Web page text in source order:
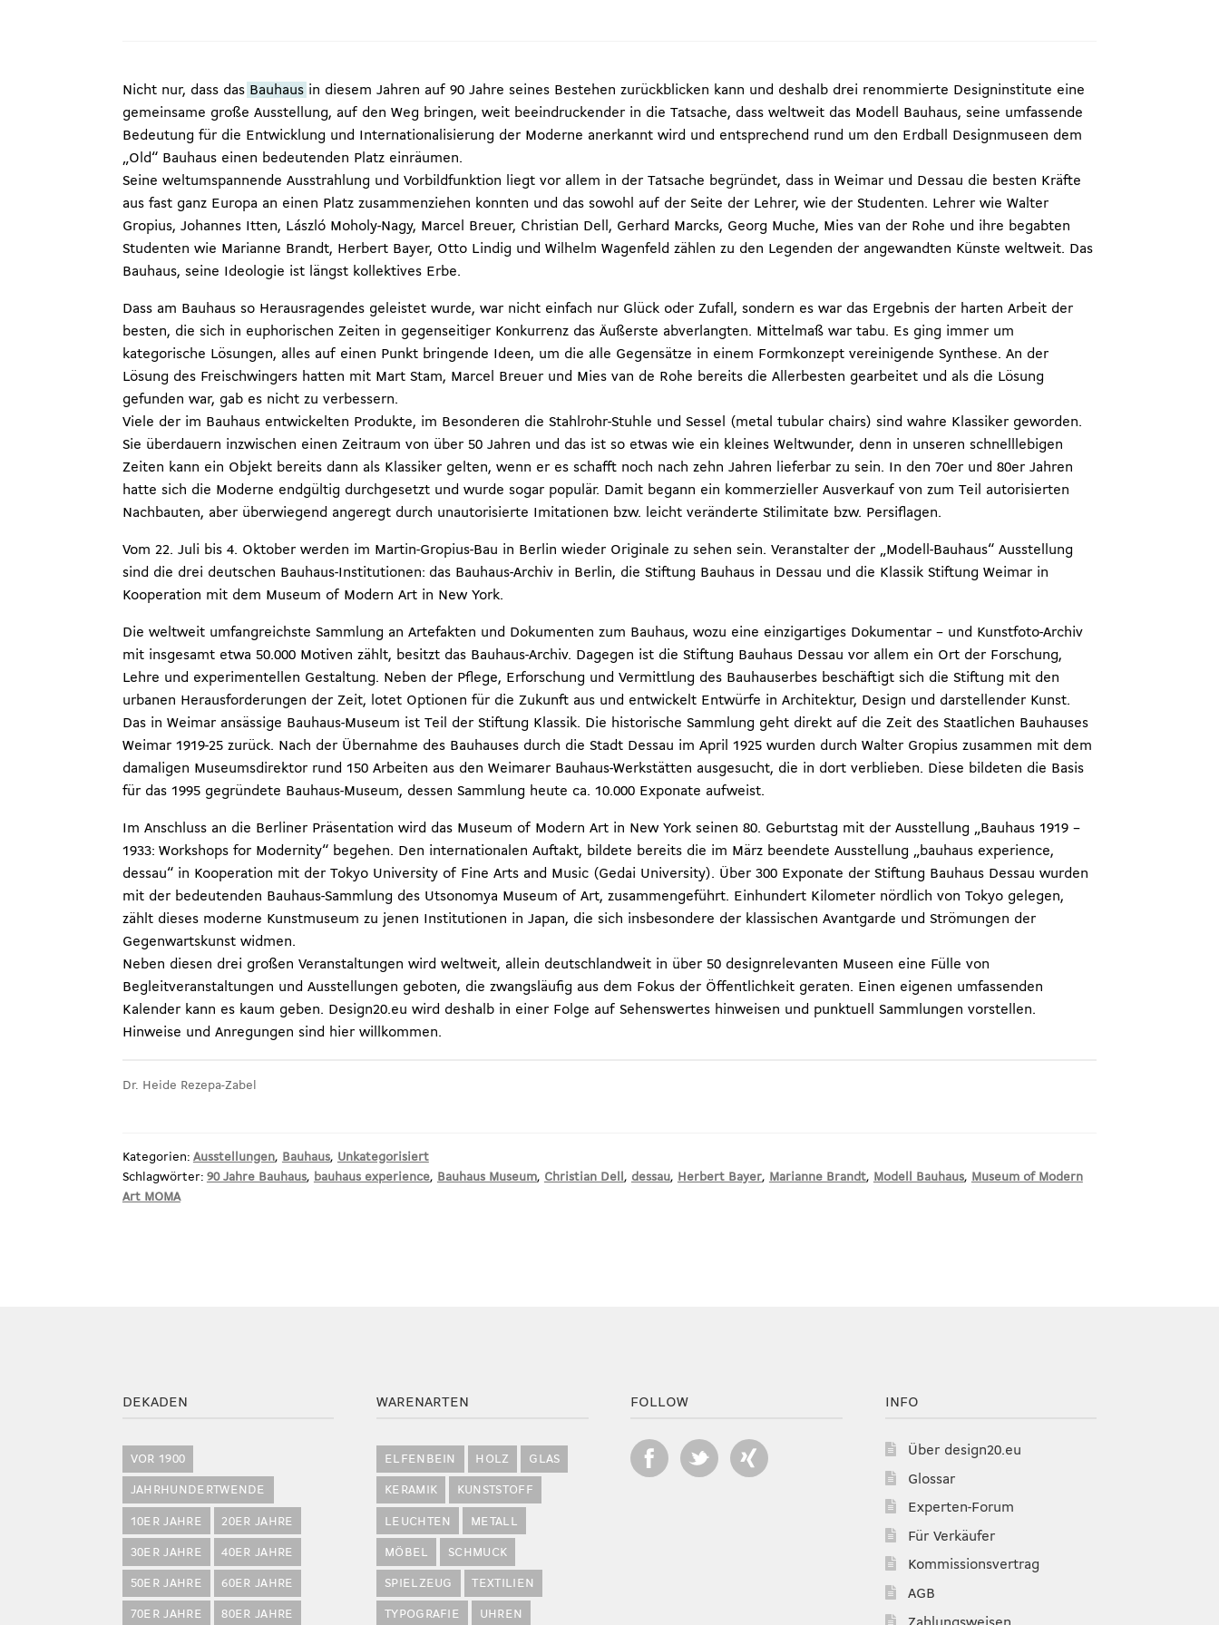
Nicht nur, dass das Bauhausin diesem Jahren auf 90 Jahre seines Bestehen zurückblicken kann und deshalb drei renommierte Designinstitute eine
gemeinsame große Ausstellung, auf den Weg bringen, weit beeindruckender in die Tatsache, dass weltweit das Modell Bauhaus, seine umfassende
Bedeutung für die Entwicklung und Internationalisierung der Moderne anerkannt wird und entsprechend rund um den Erdball Designmuseen dem
„Old“ Bauhaus einen bedeutenden Platz einräumen.
Seine weltumspannende Ausstrahlung und Vorbildfunktion liegt vor allem in der Tatsache begründet, dass in Weimar und Dessau die besten Kräfte
aus fast ganz Europa an einen Platz zusammenziehen konnten und das sowohl auf der Seite der Lehrer, wie der Studenten. Lehrer wie Walter
Gropius, Johannes Itten, László Moholy-Nagy, Marcel Breuer, Christian Dell, Gerhard Marcks, Georg Muche, Mies van der Rohe und ihre begabten
Studenten wie Marianne Brandt, Herbert Bayer, Otto Lindig und Wilhelm Wagenfeld zählen zu den Legenden der angewandten Künste weltweit. Das
Bauhaus, seine Ideologie ist längst kollektives Erbe.
Dass am Bauhaus so Herausragendes geleistet wurde, war nicht einfach nur Glück oder Zufall, sondern es war das Ergebnis der harten Arbeit der
besten, die sich in euphorischen Zeiten in gegenseitiger Konkurrenz das Äußerste abverlangten. Mittelmaß war tabu. Es ging immer um
kategorische Lösungen, alles auf einen Punkt bringende Ideen, um die alle Gegensätze in einem Formkonzept vereinigende Synthese. An der
Lösung des Freischwingers hatten mit Mart Stam, Marcel Breuer und Mies van de Rohe bereits die Allerbesten gearbeitet und als die Lösung
gefunden war, gab es nicht zu verbessern.
Viele der im Bauhaus entwickelten Produkte, im Besonderen die Stahlrohr-Stuhle und Sessel (metal tubular chairs) sind wahre Klassiker geworden.
Sie überdauern inzwischen einen Zeitraum von über 50 Jahren und das ist so etwas wie ein kleines Weltwunder, denn in unseren schnelllebigen
Zeiten kann ein Objekt bereits dann als Klassiker gelten, wenn er es schafft noch nach zehn Jahren lieferbar zu sein. In den 70er und 80er Jahren
hatte sich die Moderne endgültig durchgesetzt und wurde sogar populär. Damit begann ein kommerzieller Ausverkauf von zum Teil autorisierten
Nachbauten, aber überwiegend angeregt durch unautorisierte Imitationen bzw. leicht veränderte Stilimitate bzw. Persiflagen.
Vom 22. Juli bis 4. Oktober werden im Martin-Gropius-Bau in Berlin wieder Originale zu sehen sein. Veranstalter der „Modell-Bauhaus“ Ausstellung
sind die drei deutschen Bauhaus-Institutionen: das Bauhaus-Archiv in Berlin, die Stiftung Bauhaus in Dessau und die Klassik Stiftung Weimar in
Kooperation mit dem Museum of Modern Art in New York.
Die weltweit umfangreichste Sammlung an Artefakten und Dokumenten zum Bauhaus, wozu eine einzigartiges Dokumentar – und Kunstfoto-Archiv
mit insgesamt etwa 50.000 Motiven zählt, besitzt das Bauhaus-Archiv. Dagegen ist die Stiftung Bauhaus Dessau vor allem ein Ort der Forschung,
Lehre und experimentellen Gestaltung. Neben der Pflege, Erforschung und Vermittlung des Bauhauserbes beschäftigt sich die Stiftung mit den
urbanen Herausforderungen der Zeit, lotet Optionen für die Zukunft aus und entwickelt Entwürfe in Architektur, Design und darstellender Kunst.
Das in Weimar ansässige Bauhaus-Museum ist Teil der Stiftung Klassik. Die historische Sammlung geht direkt auf die Zeit des Staatlichen Bauhauses
Weimar 1919-25 zurück. Nach der Übernahme des Bauhauses durch die Stadt Dessau im April 1925 wurden durch Walter Gropius zusammen mit dem
damaligen Museumsdirektor rund 150 Arbeiten aus den Weimarer Bauhaus-Werkstätten ausgesucht, die in dort verblieben. Diese bildeten die Basis
für das 1995 gegründete Bauhaus-Museum, dessen Sammlung heute ca. 10.000 Exponate aufweist.
Im Anschluss an die Berliner Präsentation wird das Museum of Modern Art in New York seinen 80. Geburtstag mit der Ausstellung „Bauhaus 1919 –
1933: Workshops for Modernity“ begehen. Den internationalen Auftakt, bildete bereits die im März beendete Ausstellung „bauhaus experience,
dessau“ in Kooperation mit der Tokyo University of Fine Arts and Music (Gedai University). Über 300 Exponate der Stiftung Bauhaus Dessau wurden
mit der bedeutenden Bauhaus-Sammlung des Utsonomya Museum of Art, zusammengeführt. Einhundert Kilometer nördlich von Tokyo gelegen,
zählt dieses moderne Kunstmuseum zu jenen Institutionen in Japan, die sich insbesondere der klassischen Avantgarde und Strömungen der
Gegenwartskunst widmen.
Neben diesen drei großen Veranstaltungen wird weltweit, allein deutschlandweit in über 50 designrelevanten Museen eine Fülle von
Begleitveranstaltungen und Ausstellungen geboten, die zwangsläufig aus dem Fokus der Öffentlichkeit geraten. Einen eigenen umfassenden
Kalender kann es kaum geben. Design20.eu wird deshalb in einer Folge auf Sehenswertes hinweisen und punktuell Sammlungen vorstellen.
Hinweise und Anregungen sind hier willkommen.
Dr. Heide Rezepa-Zabel
Kategorien: Ausstellungen, Bauhaus, Unkategorisiert
Schlagwörter: 90 Jahre Bauhaus, bauhaus experience, Bauhaus Museum, Christian Dell , dessau, Herbert Bayer, Marianne Brandt, Modell Bauhaus, Museum of Modern
Art MOMA
DEKADEN
VOR 1900
JAHRHUNDERTWENDE
10ER JAHRE 20ER JAHRE
30ER JAHRE 40ER JAHRE
50ER JAHRE 60ER JAHRE
70ER JAHRE 80ER JAHRE
WARENARTEN
ELFENBEIN HOLZ GLAS
KERAMIK KUNSTSTOFF
LEUCHTEN METALL
MÖBEL SCHMUCK
SPIELZEUG TEXTILIEN
TYPOGRAFIE UHREN
FOLLOW INFO
Über design20.eu
Glossar
Experten-Forum
Für Verkäufer
Kommissionsvertrag
AGB